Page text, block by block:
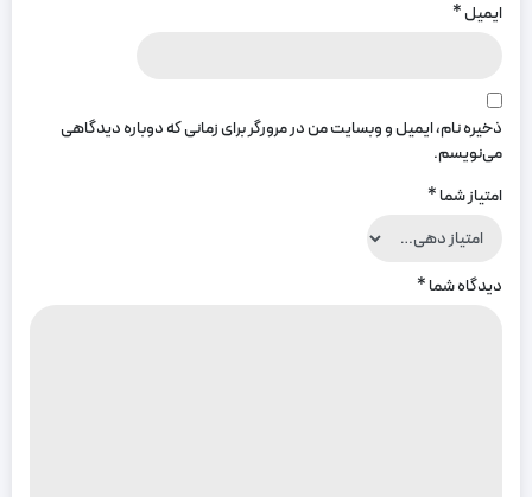
ایمیل*
ذخیره نام، ایمیل و وبسایت من در مرورگر برای زمانی که دوباره دیدگاهی
می‌نویسم.
امتیاز شما*
دیدگاه شما*